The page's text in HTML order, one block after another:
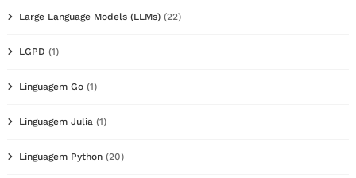
Large Language Models (LLMs) (22)
LGPD (1)
Linguagem Go (1)
Linguagem Julia (1)
Linguagem Python (20)